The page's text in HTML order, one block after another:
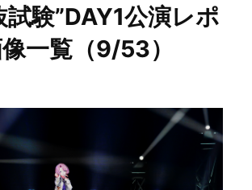
験”DAY1公演レポ
一覧（9/53）